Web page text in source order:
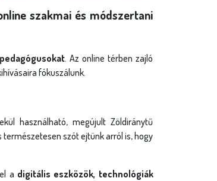
szakmai és módszertani
. Az online térben zajló
fókuszálunk.
használható, megújult Zöldiránytű
szót ejtünk arról is, hogy
a digitális eszközök, technológiák